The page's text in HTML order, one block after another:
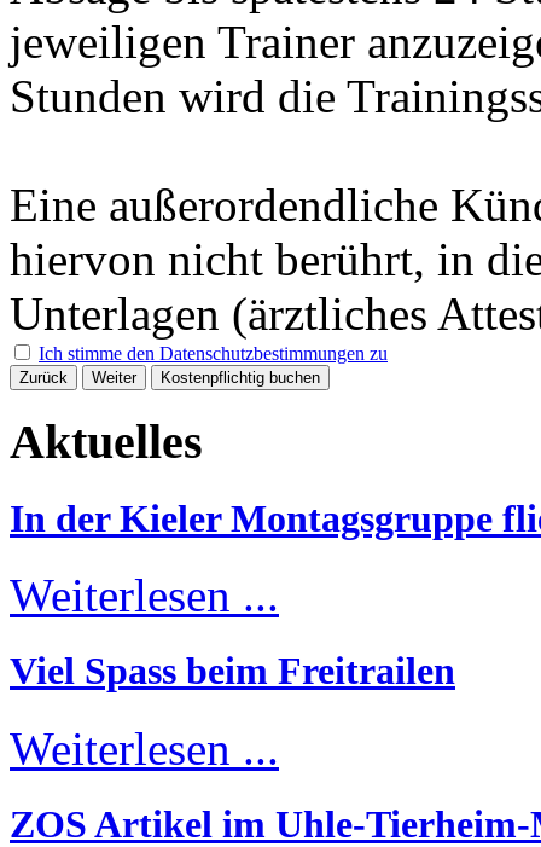
jeweiligen Trainer
Stunden wird die
Eine außerordendliche
hiervon nicht berührt, in
Unterlagen (ärztliches
Ich stimme den Datenschutzbestimmungen zu
Zurück Weiter Kostenpflichtig buchen
Aktuelles
In der Kieler Montagsgruppe
Weiterlesen ...
Viel Spass beim Freitrailen
Weiterlesen ...
ZOS Artikel im Uhle-Tierheim-